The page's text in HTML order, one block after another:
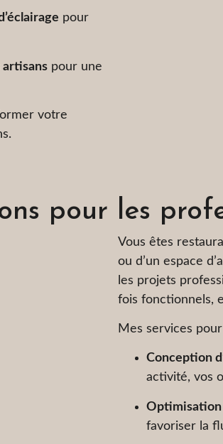
pour
pour une
votre
pour les
Vous êtes
ou d’un espace
les projets
fois fonctionnels,
Mes services
Conception
activité, vos
Optimisation
favoriser la